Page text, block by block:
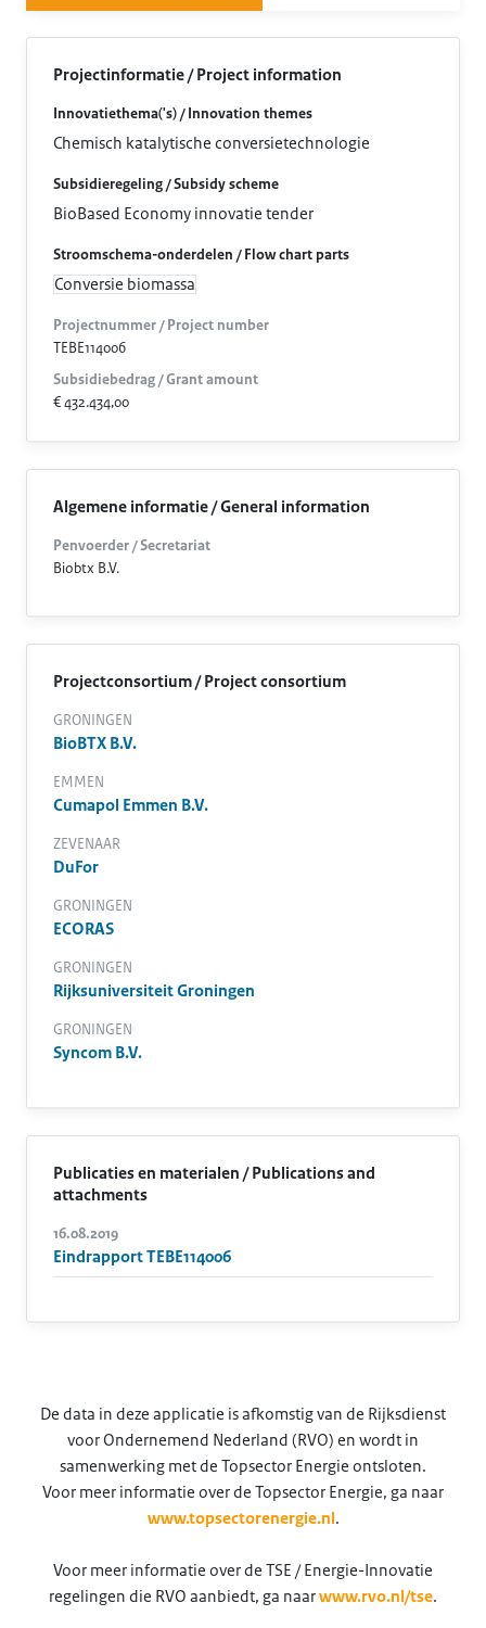
Projectinformatie / Project information
Innovatiethema('s) / Innovation themes
Chemisch katalytische conversietechnologie
Subsidieregeling / Subsidy scheme
BioBased Economy innovatie tender
Stroomschema-onderdelen / Flow chart parts
Conversie biomassa
Projectnummer / Project number
TEBE114006
Subsidiebedrag / Grant amount
€ 432.434,00
Algemene informatie / General information
Penvoerder / Secretariat
Biobtx B.V.
Projectconsortium / Project consortium
GRONINGEN
BioBTX B.V.
EMMEN
Cumapol Emmen B.V.
ZEVENAAR
DuFor
GRONINGEN
ECORAS
GRONINGEN
Rijksuniversiteit Groningen
GRONINGEN
Syncom B.V.
Publicaties en materialen / Publications and
attachments
16.08.2019
Eindrapport TEBE114006
De data in deze applicatie is afkomstig van de Rijksdienst
voor Ondernemend Nederland (RVO) en wordt in
samenwerking met de Topsector Energie ontsloten.
Voor meer informatie over de Topsector Energie, ga naar
www.topsectorenergie.nl .
Voor meer informatie over de TSE / Energie-Innovatie
regelingen die RVO aanbiedt, ga naarwww.rvo.nl/tse.